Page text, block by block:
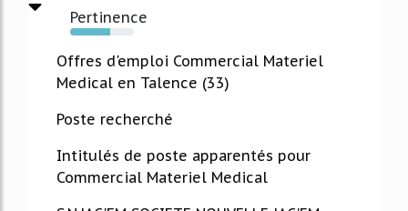
Pertinence
63%
Offres d'emploi Commercial Materiel
Medical en Talence (33)
Poste recherché
Intitulés de poste apparentés pour
Commercial Materiel Medical